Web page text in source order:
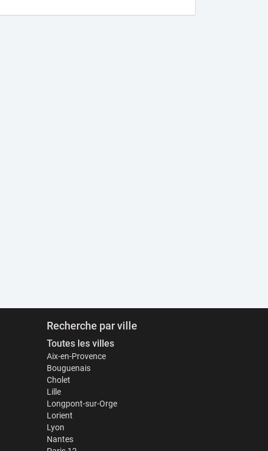
Recherche par ville
Toutes les villes
Aix-en-Provence
Bouguenais
Cholet
Lille
Longpont-sur-Orge
Lorient
Lyon
Nantes